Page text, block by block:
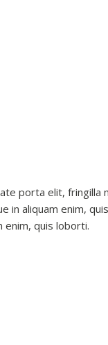
porta elit, fringilla
in aliquam enim,
enim, quis loborti.